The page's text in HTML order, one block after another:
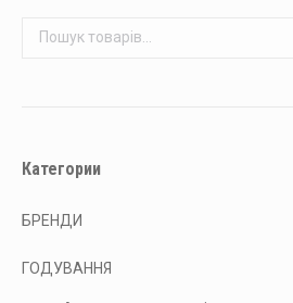
Категории
БРЕНДИ
ГОДУВАННЯ